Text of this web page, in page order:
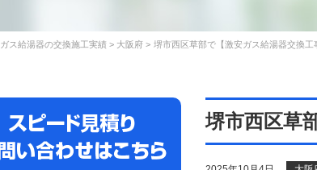
ガス給湯器の交換施工実績 大阪府 堺市西区草部で【激安ガス給湯器交換工
堺市西区草